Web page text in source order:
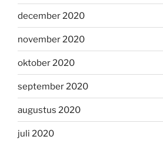
december 2020
november 2020
oktober 2020
september 2020
augustus 2020
juli 2020